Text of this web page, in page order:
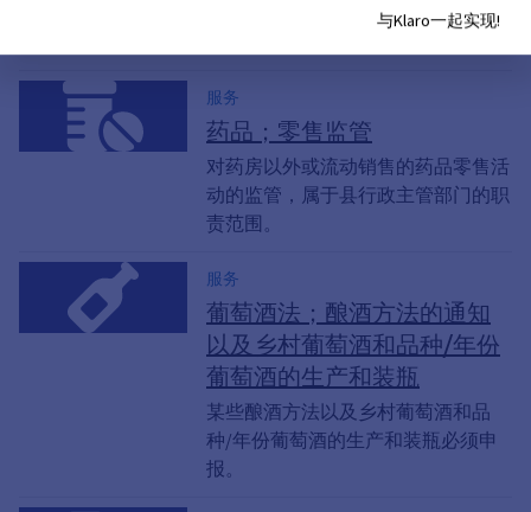
在重要消费者事务方面获取信息的权
服务
药品；零售监管
对药房以外或流动销售的药品零售活
动的监管，属于县行政主管部门的职
责范围。
服务
葡萄酒法；酿酒方法的通知
以及乡村葡萄酒和品种/年份
葡萄酒的生产和装瓶
某些酿酒方法以及乡村葡萄酒和品
种/年份葡萄酒的生产和装瓶必须申
报。
与Klaro一起实现!